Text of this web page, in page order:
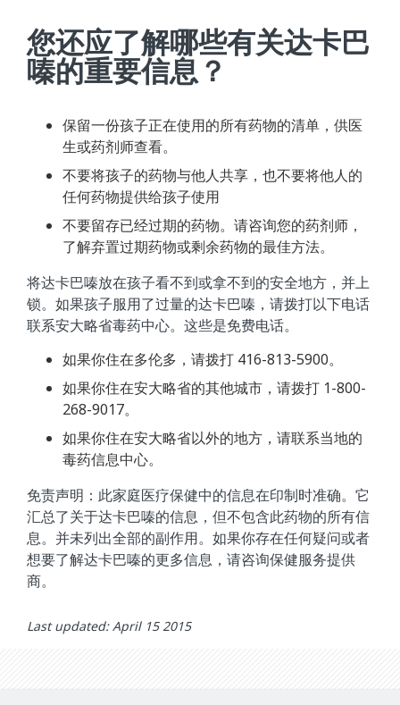
您还应了解哪些有关达卡巴
嗪的重要信息？
保留一份孩子正在使用的所有药物的清单，供医
生或药剂师查看。
不要将孩子的药物与他人共享，也不要将他人的
任何药物提供给孩子使用
不要留存已经过期的药物。请咨询您的药剂师，
了解弃置过期药物或剩余药物的最佳方法。
将达卡巴嗪放在孩子看不到或拿不到的安全地方，并上
锁。如果孩子服用了过量的达卡巴嗪，请拨打以下电话
联系安大略省毒药中心。这些是免费电话。
如果你住在多伦多，请拨打 416-813-5900。
如果你住在安大略省的其他城市，请拨打 1-800-
268-9017。
如果你住在安大略省以外的地方，请联系当地的
毒药信息中心。
免责声明：此家庭医疗保健中的信息在印制时准确。它
汇总了关于达卡巴嗪的信息，但不包含此药物的所有信
息。并未列出全部的副作用。如果你存在任何疑问或者
想要了解达卡巴嗪的更多信息，请咨询保健服务提供
商。
Last updated: April 15 2015